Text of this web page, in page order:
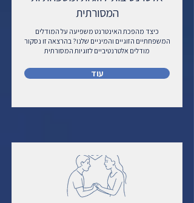
המסורתית
כיצד מהפכת האינטרנט משפיעה על המודלים
המשפחתיים הזוגיים והמיניים שלנו? בהרצאה זו נסקור
מודלים אלטרנטיביים לזוגיות המסורתית
עוד